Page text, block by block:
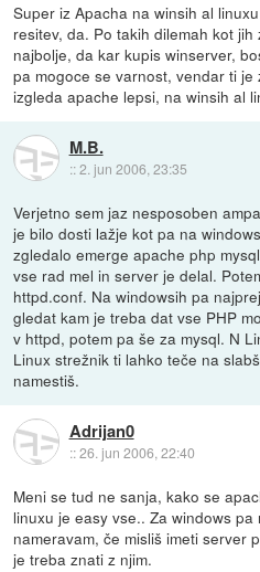
Super iz Apacha na winsih al
resitev, da. Po takih dilemah kot
najbolje, da kar kupis winserver,
pa mogoce se varnost, vendar ti
izgleda apache lepsi, na winsih al
M.B.
::2. jun 2006, 23:35
Verjetno sem jaz nesposoben
je bilo dosti lažje kot pa na
zgledalo emerge apache php
vse rad mel in server je delal.
httpd.conf. Na windowsih pa
gledat kam je treba dat vse PHP
v httpd, potem pa še za mysql. N
Linux strežnik ti lahko teče na
namestiš.
Adrijan0
::26. jun 2006, 22:40
Meni se tud ne sanja, kako se
linuxu je easy vse.. Za windows
nameravam, če misliš imeti server
je treba znati z njim.